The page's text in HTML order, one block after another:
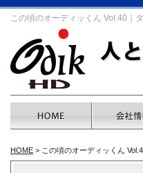
この頃のオーディッくん Vol.40｜
HOME > この頃のオーディッくん